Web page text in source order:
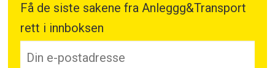
Få de siste sakene fra Anleggg&Transport
rett i innboksen